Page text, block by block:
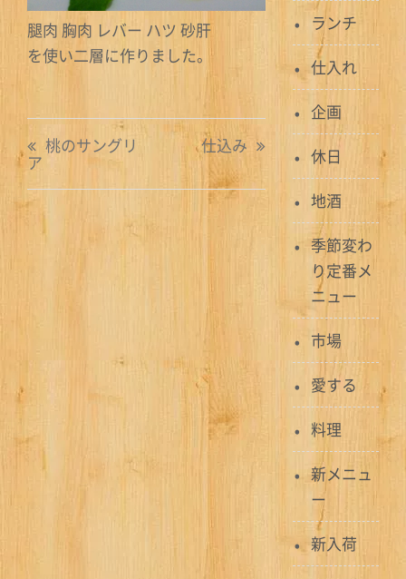
腿肉 胸肉 レバー ハツ 砂肝
を使い二層に作りました。
投
稿
ナ
ビ
桃のサングリ
ア
仕込み
ランチ
仕入れ
企画
休日
地酒
季節変わ
り定番メ
ニュー
市場
愛する
料理
新メニュ
ー
新入荷